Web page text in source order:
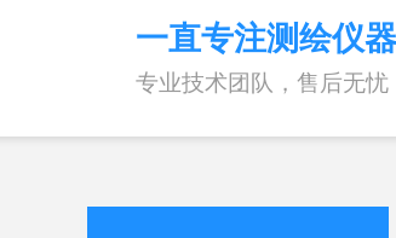
一直专注测绘仪
专业技术团队，售后无忧